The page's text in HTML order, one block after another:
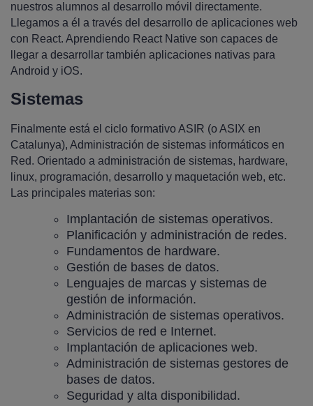
nuestros alumnos al desarrollo móvil directamente.
Llegamos a él a través del desarrollo de aplicaciones web
con React. Aprendiendo React Native son capaces de
llegar a desarrollar también aplicaciones nativas para
Android y iOS.
Sistemas
Finalmente está el ciclo formativo ASIR (o ASIX en
Catalunya), Administración de sistemas informáticos en
Red. Orientado a administración de sistemas, hardware,
linux, programación, desarrollo y maquetación web, etc.
Las principales materias son:
Implantación de sistemas operativos.
Planificación y administración de redes.
Fundamentos de hardware.
Gestión de bases de datos.
Lenguajes de marcas y sistemas de
gestión de información.
Administración de sistemas operativos.
Servicios de red e Internet.
Implantación de aplicaciones web.
Administración de sistemas gestores de
bases de datos.
Seguridad y alta disponibilidad.